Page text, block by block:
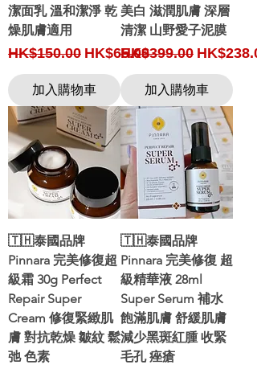
潔面乳 溫和潔淨 乾
燥肌膚適用
Regular Price
HK$150.00 Sale Price
HK$65.00
加入購物車
美白 滋潤肌膚 深層
清潔 山野愛子泥膜
Regular Price
HK$399.00 Sale Price
加入購物車
🇹🇭泰國品牌
Pinnara 完美修復超
級霜 30g Perfect
Repair Super
Cream 修復緊緻肌
膚 對抗乾燥 皺紋 鬆
弛 色素
🇹🇭泰國品牌
Pinnara 完美修復 超
級精華液 28ml
Super Serum 補水
飽滿肌膚 舒緩肌膚
減少黑斑紅腫 收緊
毛孔 痤瘡